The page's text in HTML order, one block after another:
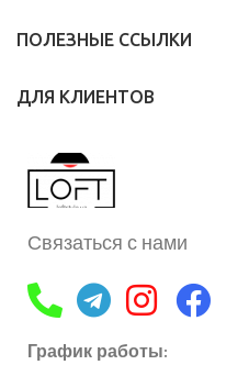
ПОЛЕЗНЫЕ ССЫЛКИ
ДЛЯ КЛИЕНТОВ
Связаться с нами
График работы: